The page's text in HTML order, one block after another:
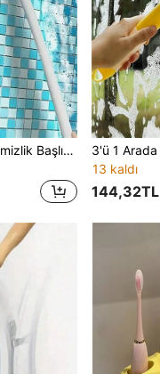
1 Adet Değiştirilebilir Temizlik Başlıklı Duş Temizleme Fırçası - Zemin ve Duvarlar İçin Ayrılabilir Ovma Fırçası, Küvet, Fayans ve Cam Yüzeyler İçin Uygun - Çok Amaçlı Temizlik Aleti
13 kaldı
144,32TL